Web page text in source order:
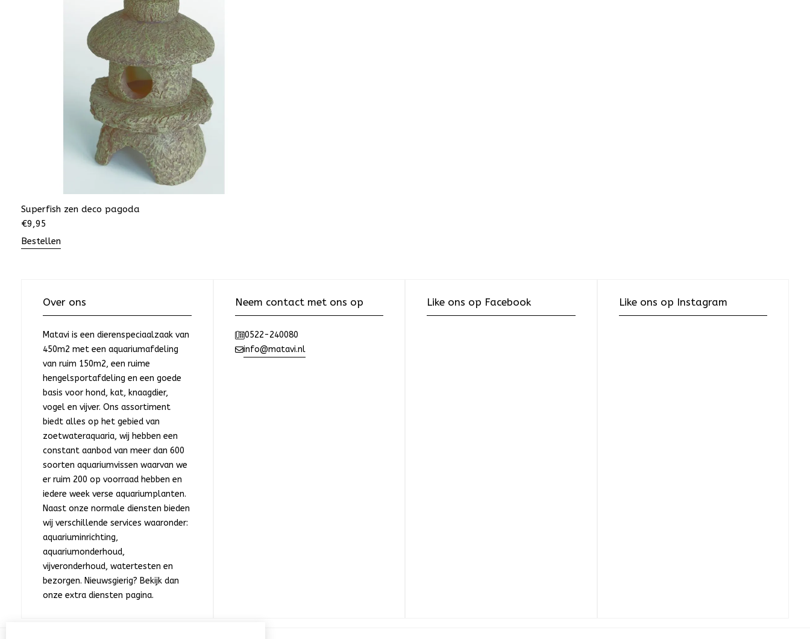
Superfish zen deco pagoda
€9,95
Bestellen
Over ons
Matavi is een dierenspeciaalzaak van
450m2 met een aquariumafdeling
van ruim 150m2, een ruime
hengelsportafdeling en een goede
basis voor hond, kat, knaagdier,
vogel en vijver. Ons assortiment
biedt alles op het gebied van
zoetwateraquaria, wij hebben een
constant aanbod van meer dan 600
soorten aquariumvissen waarvan we
er ruim 200 op voorraad hebben en
iedere week verse aquariumplanten.
Naast onze normale diensten bieden
wij verschillende services waaronder:
aquariuminrichting,
aquariumonderhoud,
vijveronderhoud, watertesten en
bezorgen. Nieuwsgierig? Bekijk dan
onze extra diensten pagina.
Neem contact met ons op
0522-240080
info@matavi.nl
Like ons op Facebook Like ons op Instagram